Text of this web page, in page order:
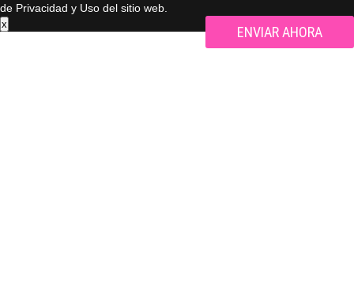
de Privacidad y Uso del sitio web.
x